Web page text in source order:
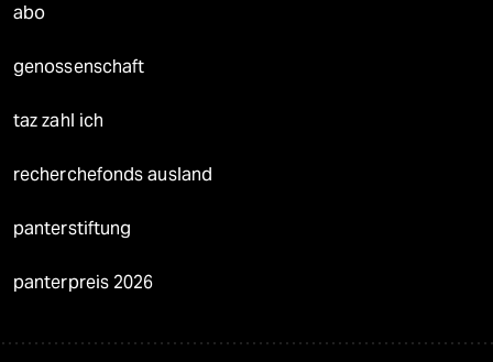
abo
genossenschaft
taz zahl ich
recherchefonds ausland
panterstiftung
panterpreis 2026